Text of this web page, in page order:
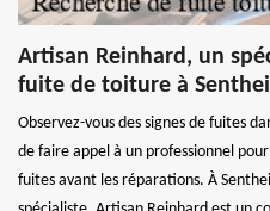
Artisan Reinhard, un
fuite de toiture à
Observez-vous des signes de fuites
de faire appel à un professionnel
fuites avant les réparations. À